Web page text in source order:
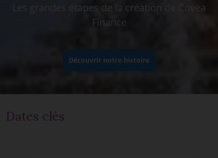
Les grandes étapes de la création de Covéa
Finance
Découvrir notre histoire
Dates clés